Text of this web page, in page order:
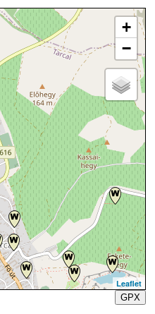
+
−
Leaflet
GPX